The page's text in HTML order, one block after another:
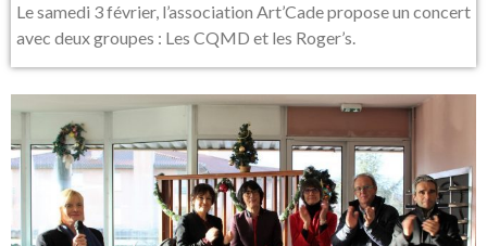
Le samedi 3 février, l’association Art’Cade propose un concert
avec deux groupes : Les CQMD et les Roger’s.